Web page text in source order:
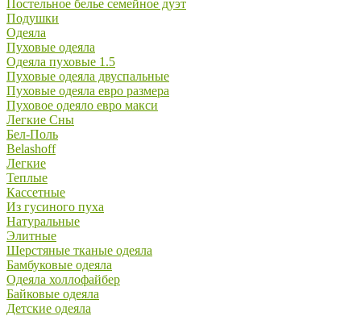
Постельное белье семейное дуэт
Подушки
Одеяла
Пуховые одеяла
Одеяла пуховые 1.5
Пуховые одеяла двуспальные
Пуховые одеяла евро размера
Пуховое одеяло евро макси
Легкие Сны
Бел-Поль
Belashoff
Легкие
Теплые
Кассетные
Из гусиного пуха
Натуральные
Элитные
Шерстяные тканые одеяла
Бамбуковые одеяла
Одеяла холлофайбер
Байковые одеяла
Детские одеяла